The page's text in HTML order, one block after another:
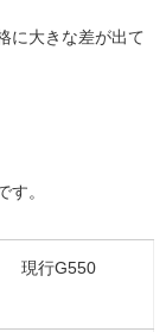
に大きな差が出て
。
現行G550